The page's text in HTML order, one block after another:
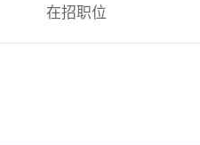
在招职位